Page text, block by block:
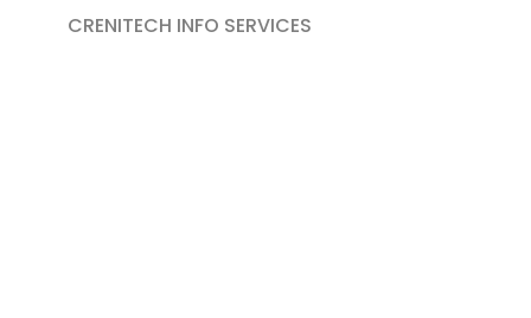
CRENITECH INFO SERVICES